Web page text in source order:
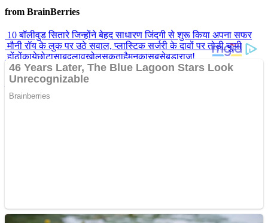
from BrainBerries
10 बॉलीवुड सितारे जिन्होंने बेहद साधारण जिंदगी से शुरू किया अपना सफर
मौनी रॉय के लुक पर उठे सवाल, प्लास्टिक सर्जरी के दावों पर तोड़ी चुप्पी
होंठोंकायेछोटासाबदलावखोलसकताहैमनकासबसेबड़ाराज!
राजकुमारी डायना की मौत का रहस्य, जिस पर दशकों बाद भी उठते हैं सवाल
बाथरूम के शीशे के पीछे छुपा था ‘सीक्रेट रूम’! घर की मरम्मत करते कपल को